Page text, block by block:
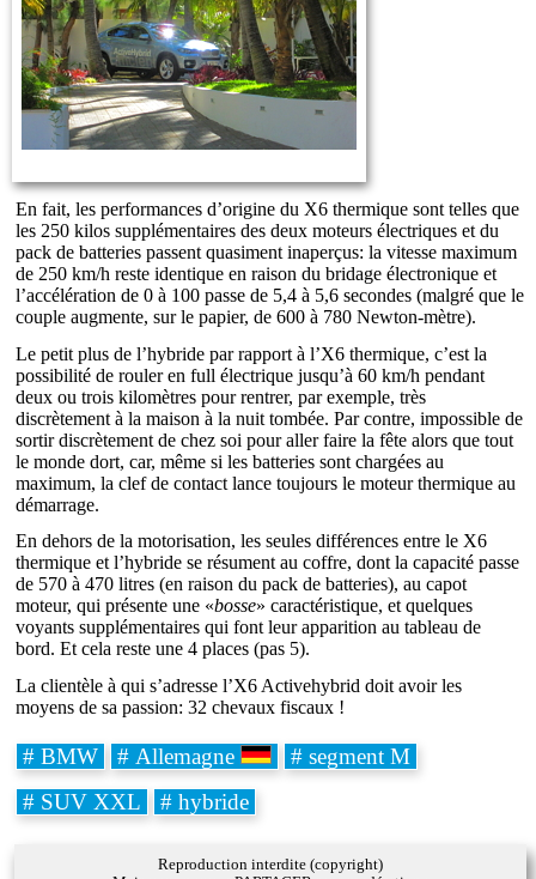
En fait, les performances d’origine du X6 thermique sont telles que
les 250 kilos supplémentaires des deux moteurs électriques et du
pack de batteries passent quasiment inaperçus: la vitesse maximum
de 250 km/h reste identique en raison du bridage électronique et
l’accélération de 0 à 100 passe de 5,4 à 5,6 secondes (malgré que le
couple augmente, sur le papier, de 600 à 780 Newton-mètre).
Le petit plus de l’hybride par rapport à l’X6 thermique, c’est la
possibilité de rouler en full électrique jusqu’à 60 km/h pendant
deux ou trois kilomètres pour rentrer, par exemple, très
discrètement à la maison à la nuit tombée. Par contre, impossible de
sortir discrètement de chez soi pour aller faire la fête alors que tout
le monde dort, car, même si les batteries sont chargées au
maximum, la clef de contact lance toujours le moteur thermique au
démarrage.
En dehors de la motorisation, les seules différences entre le X6
thermique et l’hybride se résument au coffre, dont la capacité passe
de 570 à 470 litres (en raison du pack de batteries), au capot
moteur, qui présente une «bosse» caractéristique, et quelques
voyants supplémentaires qui font leur apparition au tableau de
bord. Et cela reste une 4 places (pas 5).
La clientèle à qui s’adresse l’X6 Activehybrid doit avoir les
moyens de sa passion: 32 chevaux fiscaux !
# BMW # Allemagne
# segment M
# SUV XXL
# hybride
Reproduction interdite (copyright)